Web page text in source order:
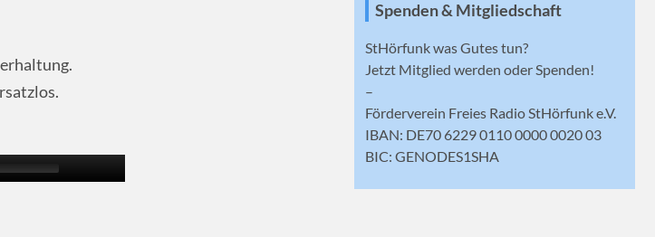
Spenden & Mitgliedschaft
StHörfunk was Gutes tun?
Jetzt Mitglied werden oder Spenden!
–
Förderverein Freies Radio StHörfunk e.V.
IBAN: DE70 6229 0110 0000 0020 03
BIC: GENODES1SHA